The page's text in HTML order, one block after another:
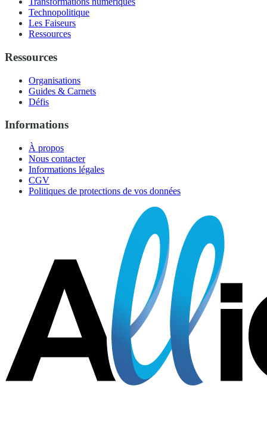
Technopolitique
Les Faiseurs
Ressources
Ressources
Organisations
Guides & Carnets
Défis
Informations
À propos
Nous contacter
Informations légales
CGV
Politiques de protections de vos données